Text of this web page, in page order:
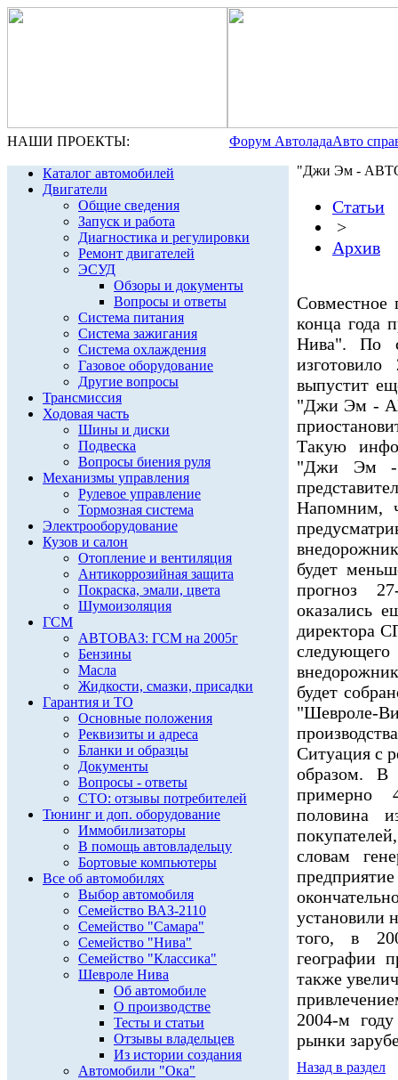
НАШИ ПРОЕКТЫ: Форум АвтоладаАвто
Каталог автомобилей
Двигатели
Общие сведения
Запуск и работа
Диагностика и регулировки
Ремонт двигателей
ЭСУД
Обзоры и документы
Вопросы и ответы
Система питания
Система зажигания
Система охлаждения
Газовое оборудование
Другие вопросы
Трансмиссия
Ходовая часть
Шины и диски
Подвеска
Вопросы биения руля
Механизмы управления
Рулевое управление
Тормозная система
Электрооборудование
Кузов и салон
Отопление и вентиляция
Антикоррозийная защита
Покраска, эмали, цвета
Шумоизоляция
ГСМ
АВТОВАЗ: ГСМ на 2005г
Бензины
Масла
Жидкости, смазки, присадки
Гарантия и ТО
Основные положения
Реквизиты и адреса
Бланки и образцы
Документы
Вопросы - ответы
СТО: отзывы потребителей
Тюнинг и доп. оборудование
Иммобилизаторы
В помощь автовладельцу
Бортовые компьютеры
Все об автомобилях
Выбор автомобиля
Семейство ВАЗ-2110
Семейство "Самара"
Семейство "Нива"
Семейство "Классика"
Шевроле Нива
Об автомобиле
О производстве
Тесты и статьи
Отзывы владельцев
Из истории создания
Автомобили "Ока"
"Джи Эм -
Статьи
>
Архив
конца года
Нива". По
выпустит
"Джи Эм -
Такую
"Джи Эм -
Напомним,
будет
прогноз
оказались
директора
будет
"Шевроле-
Cитуация с
образом. В
примерно
половина
словам
установили
того, в
географии
также
2004-м
рынки
Назад в раздел